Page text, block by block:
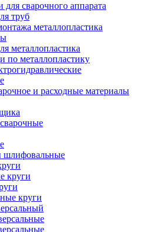
для сварочного аппарата
труб
металлопластика
металлопластика
по металлопластику
и расходные материалы
шлифовальные
круги
круги